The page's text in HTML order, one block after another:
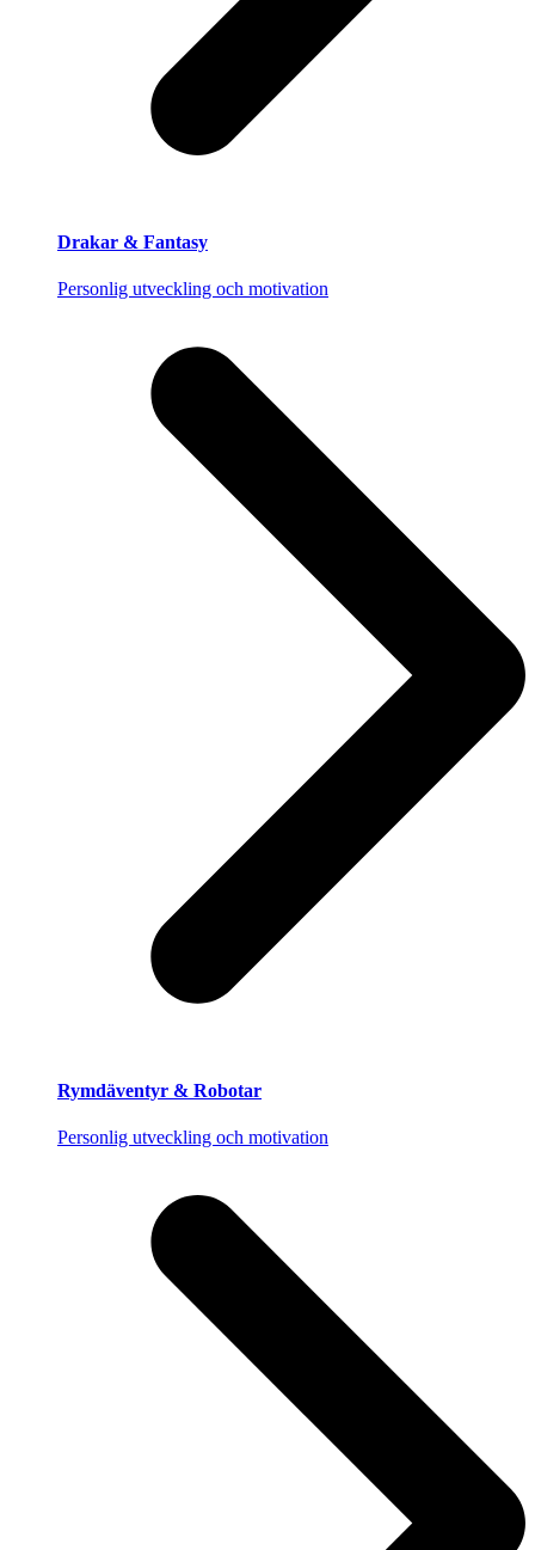
Drakar & Fantasy
Personlig utveckling och motivation
Rymdäventyr & Robotar
Personlig utveckling och motivation